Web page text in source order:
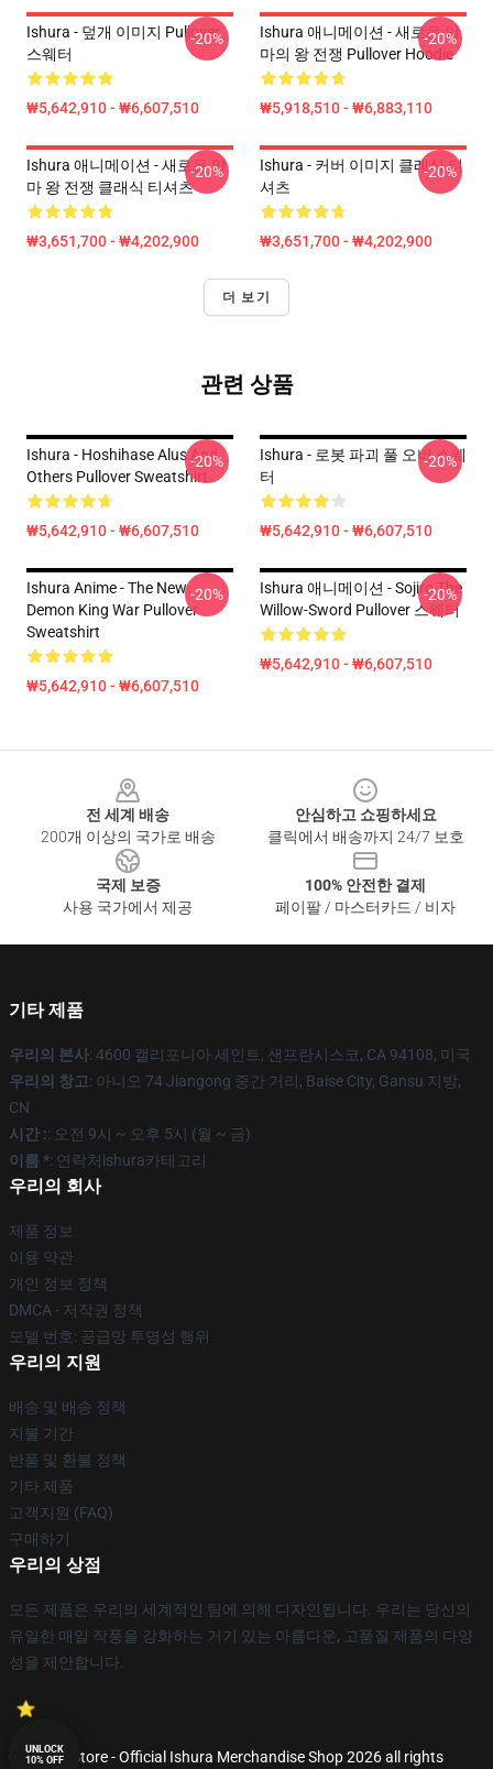
Ishura - 덮개 이미지 Pullover
스웨터
₩5,642,910 - ₩6,607,510
-20%
Ishura 애니메이션 - 새로운 악
마의 왕 전쟁 Pullover Hoodie
₩5,918,510 - ₩6,883,110
-20%
Ishura 애니메이션 - 새로운 악
마 왕 전쟁 클래식 티셔츠
₩3,651,700 - ₩4,202,900
-20%
Ishura - 커버 이미지 클래식 티
셔츠
₩3,651,700 - ₩4,202,900
-20%
더 보기
관련 상품
Ishura - Hoshihase Alus And
Others Pullover Sweatshirt
₩5,642,910 - ₩6,607,510
-20%
Ishura - 로봇 파괴 풀 오버 스웨
터
₩5,642,910 - ₩6,607,510
-20%
Ishura Anime - The New
Demon King War Pullover
Sweatshirt
₩5,642,910 - ₩6,607,510
-20%
Ishura 애니메이션 - Sojiro The
Willow-Sword Pullover 스웨터
₩5,642,910 - ₩6,607,510
-20%
전 세계 배송
200개 이상의 국가로 배송
안심하고 쇼핑하세요
클릭에서 배송까지 24/7 보호
국제 보증
사용 국가에서 제공
100% 안전한 결제
페이팔 / 마스터카드 / 비자
기타 제품
우리의 본사: 4600 캘리포니아 세인트, 샌프란시스코, CA 94108, 미국
우리의 창고: 아니오 74 Jiangong 중간 거리, Baise City, Gansu 지방,
CN
시간 :: 오전 9시 ~ 오후 5시 (월 ~ 금)
이름 *: 연락처ishura카테고리
우리의 회사
제품 정보
이용 약관
개인 정보 정책
DMCA - 저작권 정책
모델 번호: 공급망 투명성 행위
우리의 지원
배송 및 배송 정책
지불 기간
반품 및 환불 정책
기타 제품
고객지원 (FAQ)
구매하기
우리의 상점
모든 제품은 우리의 세계적인 팀에 의해 디자인됩니다. 우리는 당신의
유일한 매일 작풍을 강화하는 거기 있는 아름다운, 고품질 제품의 다양
성을 제안합니다.
© Ishura Store - Official Ishura Merchandise Shop 2026 all rights
UNLOCK
10% OFF